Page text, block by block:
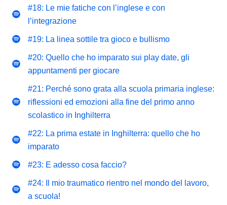
#18: Le mie fatiche con l’inglese e con
l’integrazione
#19: La linea sottile tra gioco e bullismo
#20: Quello che ho imparato sui play date, gli
appuntamenti per giocare
#21: Perché sono grata alla scuola primaria inglese:
riflessioni ed emozioni alla fine del primo anno
scolastico in Inghilterra
#22: La prima estate in Inghilterra: quello che ho
imparato
#23: E adesso cosa faccio?
#24: Il mio traumatico rientro nel mondo del lavoro,
a scuola!